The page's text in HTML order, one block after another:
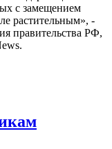
с замещением
растительным», -
правительства РФ,